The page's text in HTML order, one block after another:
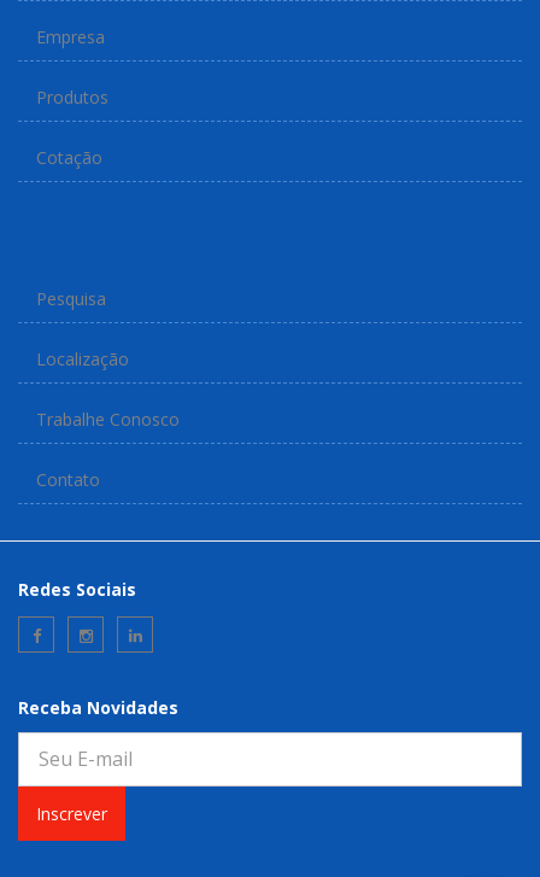
Empresa
Produtos
Cotação
Pesquisa
Localização
Trabalhe Conosco
Contato
Redes Sociais
Receba Novidades
Inscrever